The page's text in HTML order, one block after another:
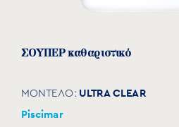
ΣΟΥΠΕΡ καθαριστικό
ΜΟΝΤΕΛΟ: ULTRA CLEAR
Piscimar